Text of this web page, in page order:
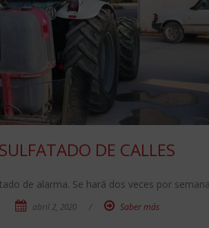
SULFATADO DE CALLES
de alarma. Se hará dos veces por
abril 2, 2020 / Saber más